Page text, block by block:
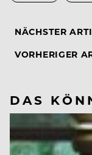
NÄCHSTER
VORHERIGER
DAS